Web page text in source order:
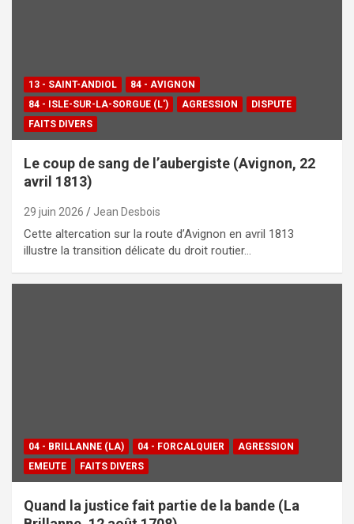
13 - SAINT-ANDIOL
84 - AVIGNON
84 - ISLE-SUR-LA-SORGUE (L')
AGRESSION
DISPUTE
FAITS DIVERS
Le coup de sang de l’aubergiste (Avignon, 22
avril 1813)
29 juin 2026 Jean Desbois
Cette altercation sur la route d’Avignon en avril 1813
illustre la transition délicate du droit routier…
04 - BRILLANNE (LA) 04 - FORCALQUIER
AGRESSION
EMEUTE
FAITS DIVERS
Quand la justice fait partie de la bande (La